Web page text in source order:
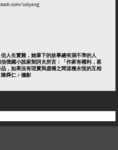
solyang
人生實難，她筆下的故事總有測不準的人
俄國小說家契訶夫所言：「作家有權利，甚
，如果沒有現實與虛構之間這種永恆的互相
陳舜仁 / 攝影